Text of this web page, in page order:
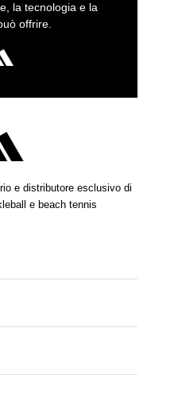
la tecnologia e la
offrire.
e distributore esclusivo di
e beach tennis